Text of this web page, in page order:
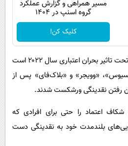
مسیر همراهی و گزارش عملکرد
گروه اسنپ در ۱۴۰۴
کلیک کن!
صنعت وام‌دهی رمزارز هنوز تحت تاثیر بحران اعتباری سال ۲۰۲۲ است
«وویجر» و «بلاک‌فای» پس از
رفتن نقدینگی ورشکست شدند.
اعتماد را حتی برای افرادی که
بلندمدت خود به نقدینگی دست